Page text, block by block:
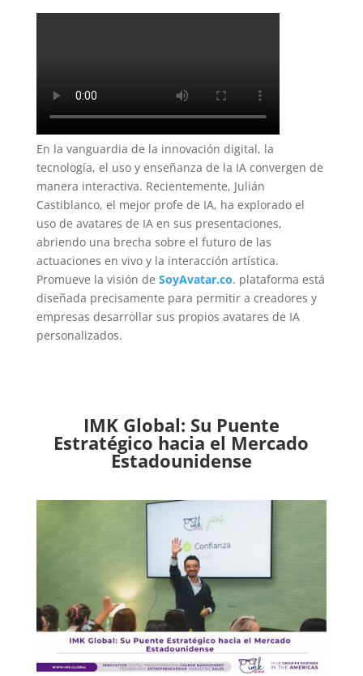
En la vanguardia de la innovación digital, la
tecnología, el uso y enseñanza de la IA convergen de
manera interactiva. Recientemente, Julián
Castiblanco, el mejor profe de IA, ha explorado el
uso de avatares de IA en sus presentaciones,
abriendo una brecha sobre el futuro de las
actuaciones en vivo y la interacción artística.
Promueve la visión de SoyAvatar.co. plataforma está
diseñada precisamente para permitir a creadores y
empresas desarrollar sus propios avatares de IA
personalizados.
IMK Global: Su Puente
Estratégico hacia el Mercado
Estadounidense